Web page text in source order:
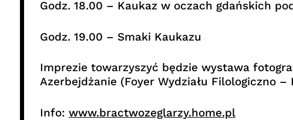
Godz. 18.00 – Kaukaz w oczach gdańskich
Godz. 19.00 – Smaki Kaukazu
Imprezie towarzyszyć będzie wystawa
Azerbejdżanie (Foyer Wydziału Filologiczno
Info: www.bractwozeglarzy.home.pl